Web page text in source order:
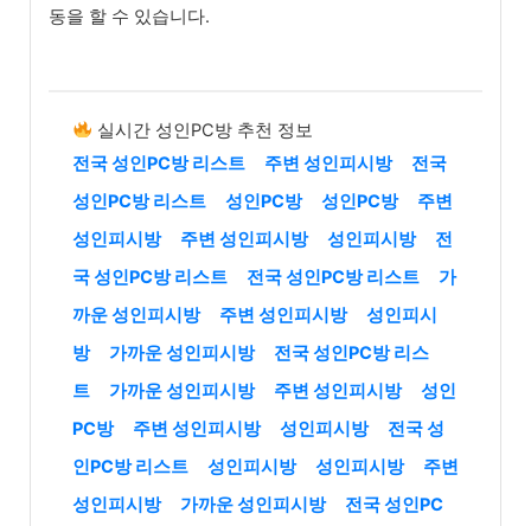
동을 할 수 있습니다.
실시간 성인PC방 추천 정보
전국 성인PC방 리스트
주변 성인피시방
전국
성인PC방 리스트
성인PC방 성인PC방
주변
성인피시방
주변 성인피시방 성인피시방
전
국 성인PC방 리스트
전국 성인PC방 리스트
가
까운 성인피시방
주변 성인피시방
성인피시
방
가까운 성인피시방
전국 성인PC방 리스
트
가까운 성인피시방 주변 성인피시방
성인
PC방
주변 성인피시방 성인피시방
전국 성
인PC방 리스트
성인피시방 성인피시방
주변
성인피시방
가까운 성인피시방
전국 성인PC